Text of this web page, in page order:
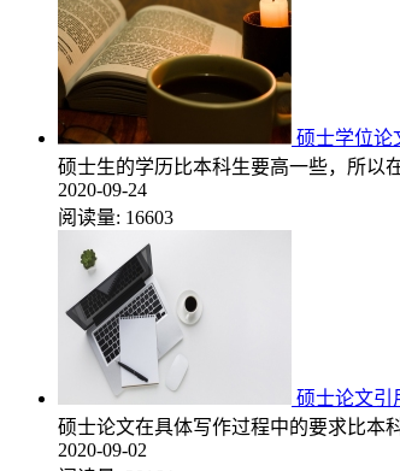
硕士学位论
硕士生的学历比本科生要高一些，所以
2020-09-24
阅读量: 16603
硕士论文引
硕士论文在具体写作过程中的要求比本
2020-09-02